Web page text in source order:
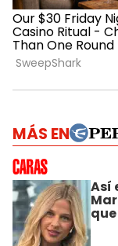
MÁS EN
Así